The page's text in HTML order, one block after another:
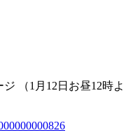
（1月12日お昼12時よ